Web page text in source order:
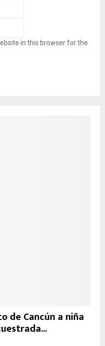
in this browser for the
de Cancún a niña